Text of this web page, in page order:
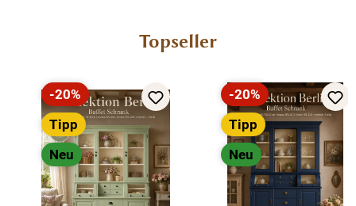
Produktgalerie überspringen
Topseller
Rabatt
-20%
Tipp
Neu
Rabatt
-20%
Tipp
Neu